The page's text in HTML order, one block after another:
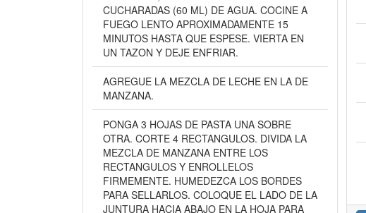
CUCHARADAS (60 ML) DE AGUA. COCINE A
FUEGO LENTO APROXIMADAMENTE 15
MINUTOS HASTA QUE ESPESE. VIERTA EN
UN TAZON Y DEJE ENFRIAR.
AGREGUE LA MEZCLA DE LECHE EN LA DE
MANZANA.
PONGA 3 HOJAS DE PASTA UNA SOBRE
OTRA. CORTE 4 RECTANGULOS. DIVIDA LA
MEZCLA DE MANZANA ENTRE LOS
RECTANGULOS Y ENROLLELOS
FIRMEMENTE. HUMEDEZCA LOS BORDES
PARA SELLARLOS. COLOQUE EL LADO DE LA
JUNTURA HACIA ABAJO EN LA HOJA PARA